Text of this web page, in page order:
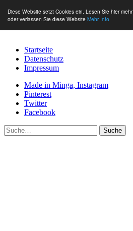
Diese Website setzt Cookies ein. Lesen Sie hier mehr
oder verlassen Sie diese Website Mehr Info
Startseite
Datenschutz
Impressum
Made in Minga, Instagram
Pinterest
Twitter
Facebook
Suche